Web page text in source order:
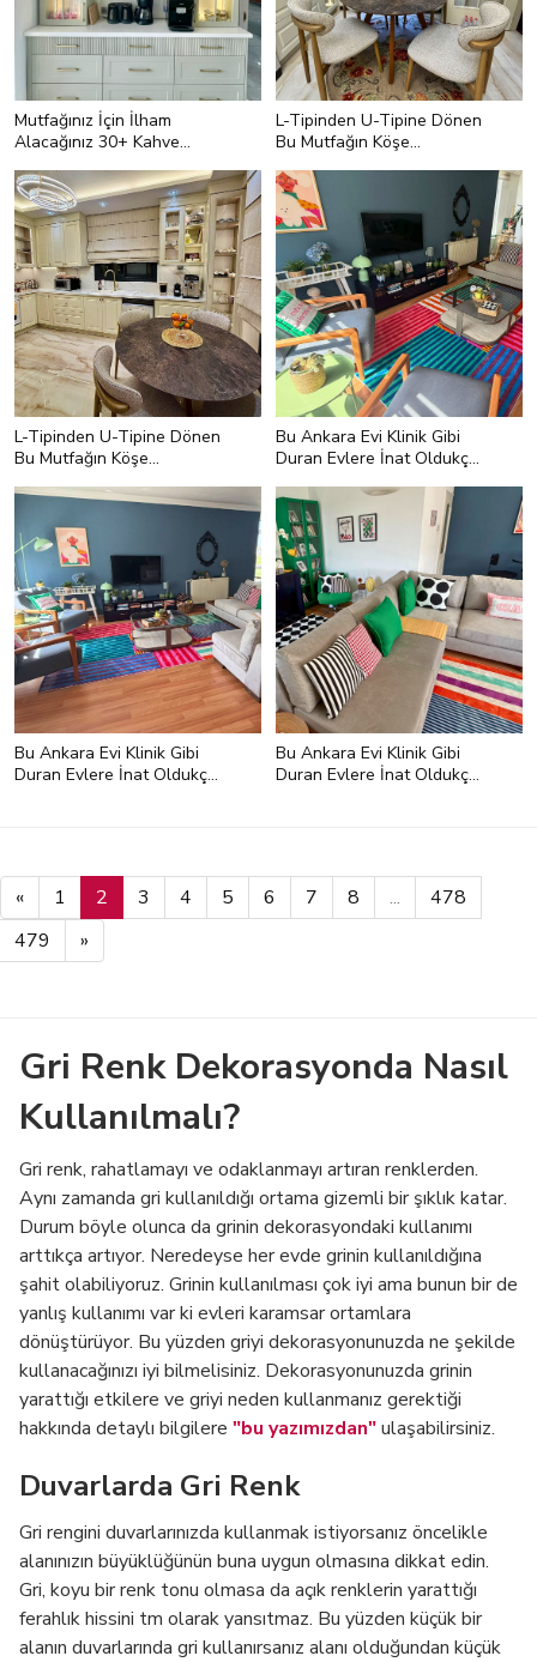
Mutfağınız İçin İlham
Alacağınız 30+ Kahve
<p style="text-align:left;">Rengi ve
tasarımıyla dikkat çeken bu model
eksta depolama ihtiyacını bol
çekmece ile karşılamış.</p>
L-Tipinden U-Tipine Dönen
Bu Mutfağın Köşe
L-Tipinden U-Tipine Dönen
Bu Mutfağın Köşe
Bu Ankara Evi Klinik Gibi
Duran Evlere İnat Oldukça
Bu Ankara Evi Klinik Gibi
Duran Evlere İnat Oldukça
Bu Ankara Evi Klinik Gibi
Duran Evlere İnat Oldukça
« 1 2 3 4 5 6 7 8 ...
478
479
»
Gri Renk Dekorasyonda Nasıl
Kullanılmalı?
Gri renk, rahatlamayı ve odaklanmayı artıran renklerden.
Aynı zamanda gri kullanıldığı ortama gizemli bir şıklık katar.
Durum böyle olunca da grinin dekorasyondaki kullanımı
arttıkça artıyor. Neredeyse her evde grinin kullanıldığına
şahit olabiliyoruz. Grinin kullanılması çok iyi ama bunun bir de
yanlış kullanımı var ki evleri karamsar ortamlara
dönüştürüyor. Bu yüzden griyi dekorasyonunuzda ne şekilde
kullanacağınızı iyi bilmelisiniz. Dekorasyonunuzda grinin
yarattığı etkilere ve griyi neden kullanmanız gerektiği
hakkında detaylı bilgilere "bu yazımızdan"ulaşabilirsiniz.
Duvarlarda Gri Renk
Gri rengini duvarlarınızda kullanmak istiyorsanız öncelikle
alanınızın büyüklüğünün buna uygun olmasına dikkat edin.
Gri, koyu bir renk tonu olmasa da açık renklerin yarattığı
ferahlık hissini tm olarak yansıtmaz. Bu yüzden küçük bir
alanın duvarlarında gri kullanırsanız alanı olduğundan küçük